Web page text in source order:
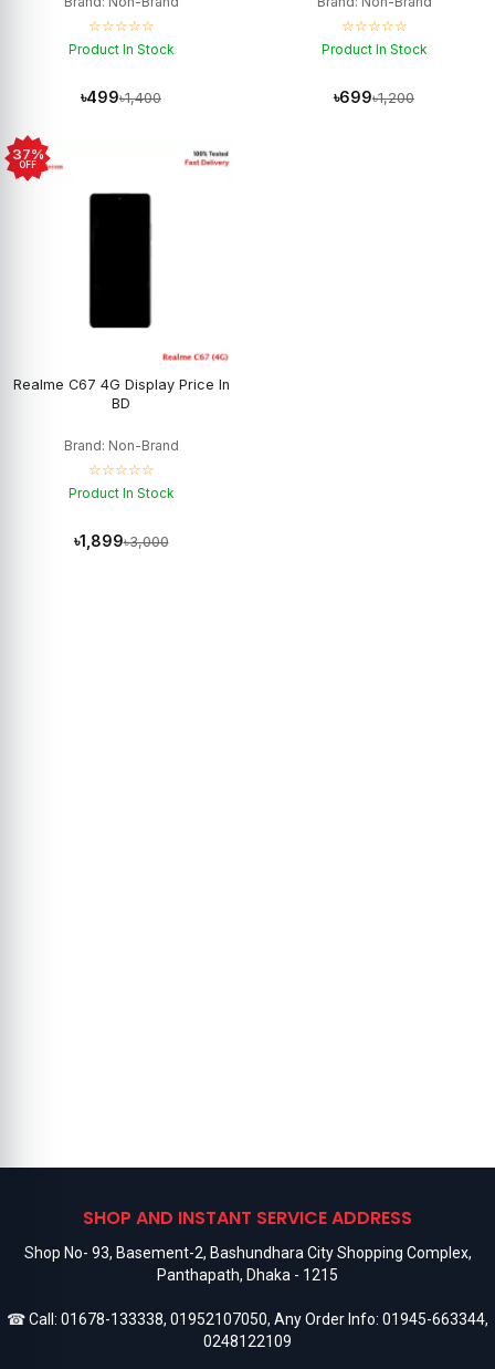
☆☆☆☆☆
Product In Stock
৳499৳1,400
☆☆☆☆☆
Product In Stock
৳699৳1,200
37%
OFF
Realme C67 4G Display Price In
BD
Brand: Non-Brand
☆☆☆☆☆
Product In Stock
৳1,899৳3,000
SHOP AND INSTANT SERVICE ADDRESS
Shop No- 93, Basement-2, Bashundhara City Shopping Complex,
Panthapath, Dhaka - 1215
☎ Call: 01678-133338, 01952107050, Any Order Info: 01945-663344,
0248122109